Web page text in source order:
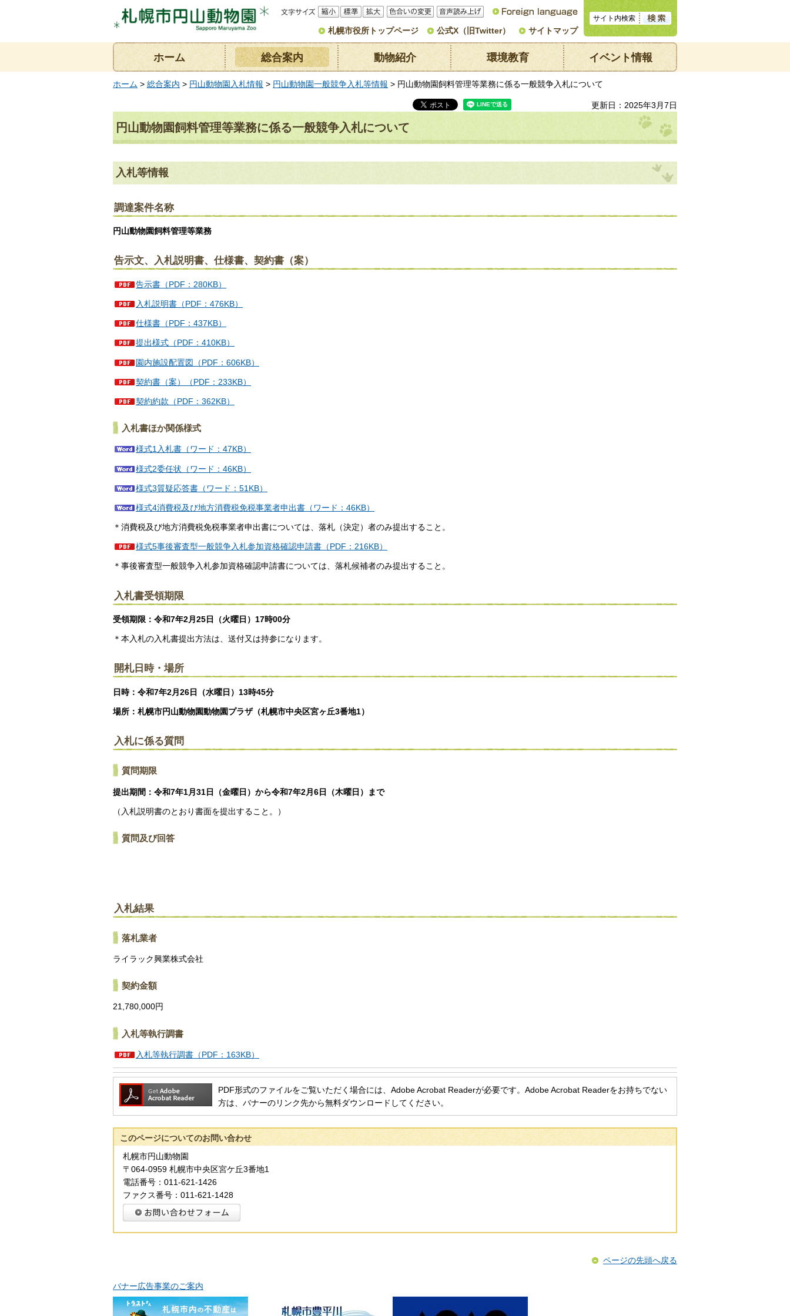
文字サイ
縮小 標準 拡大
色合いの変
更
音声読み上
げ
札幌市役所トップページ 公式X（旧Twitter） サイトマップ
ホーム 総合案内 動物紹介 環境教育 イベント情報
ホーム > 総合案内 > 円山動物園入札情報 > 円山動物園一般競争入札等情報 > 円山動物園飼料管理等業務に係る一般競争入札について
更新日：2025年3月7日
円山動物園飼料管理等業務に係る一般競争入札について
入札等情報
調達案件名称
円山動物園飼料管理等業務
告示文、入札説明書、仕様書、契約書（案）
告示書（PDF：280KB）
入札説明書（PDF：476KB）
仕様書（PDF：437KB）
提出様式（PDF：410KB）
園内施設配置図（PDF：606KB）
契約書（案）（PDF：233KB）
契約約款（PDF：362KB）
入札書ほか関係様式
様式1入札書（ワード：47KB）
様式2委任状（ワード：46KB）
様式3質疑応答書（ワード：51KB）
様式4消費税及び地方消費税免税事業者申出書（ワード：46KB）
＊消費税及び地方消費税免税事業者申出書については、落札（決定）者のみ提出すること。
様式5事後審査型一般競争入札参加資格確認申請書（PDF：216KB）
＊事後審査型一般競争入札参加資格確認申請書については、落札候補者のみ提出すること。
入札書受領期限
受領期限：令和7年2月25日（火曜日）17時00分
＊本入札の入札書提出方法は、送付又は持参になります。
開札日時・場所
日時：令和7年2月26日（水曜日）13時45分
場所：札幌市円山動物園動物園プラザ（札幌市中央区宮ヶ丘3番地1）
入札に係る質問
質問期限
提出期間：令和7年1月31日（金曜日）から令和7年2月6日（木曜日）まで
（入札説明書のとおり書面を提出すること。）
質問及び回答
入札結果
落札業者
ライラック興業株式会社
契約金額
21,780,000円
入札等執行調書
入札等執行調書（PDF：163KB）
PDF形式のファイルをご覧いただく場合には、Adobe Acrobat Readerが必要です。Adobe Acrobat Readerをお持ちでない
方は、バナーのリンク先から無料ダウンロードしてください。
このページについてのお問い合わせ
札幌市円山動物園
〒064-0959 札幌市中央区宮ケ丘3番地1
電話番号：011-621-1426
ファクス番号：011-621-1428
ページの先頭へ戻る
バナー広告事業のご案内